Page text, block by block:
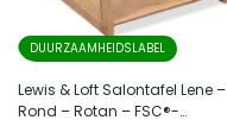
DUURZAAMHEIDSLABEL
Lewis & Loft Salontafel Lene –
Rond – Rotan – FSC®-